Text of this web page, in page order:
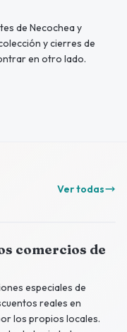
de Necochea y
y cierres de
en otro lado.
Ver todas
comercios de
especiales de
reales en
los propios locales.